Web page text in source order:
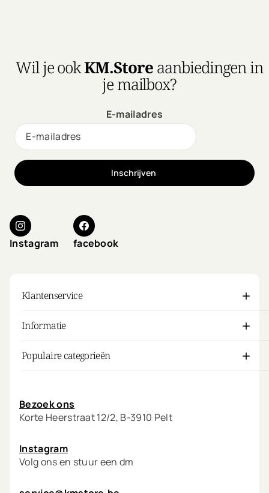
Wil je ookKM.Storeaanbiedingen in
je mailbox?
E-mailadres
Inschrijven
Instagram facebook
Klantenservice
Informatie
Populaire categorieën
Bezoek ons
Korte Heerstraat 12/2, B-3910 Pelt
Instagram
Volg ons en stuur een dm